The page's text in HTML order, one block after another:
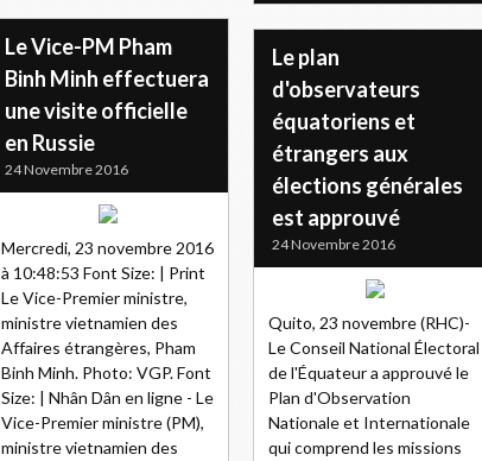
Le Vice-PM Pham
Binh Minh effectuera
une visite officielle
en Russie
24 Novembre 2016
Mercredi, 23 novembre 2016
à 10:48:53 Font Size: | Print
Le Vice-Premier ministre,
ministre vietnamien des
Affaires étrangères, Pham
Binh Minh. Photo: VGP. Font
Size: | Nhân Dân en ligne - Le
Vice-Premier ministre (PM),
ministre vietnamien des
Le plan
d'observateurs
équatoriens et
étrangers aux
élections générales
est approuvé
24 Novembre 2016
Quito, 23 novembre (RHC)-
Le Conseil National Électoral
de l'Équateur a approuvé le
Plan d'Observation
Nationale et Internationale
qui comprend les missions